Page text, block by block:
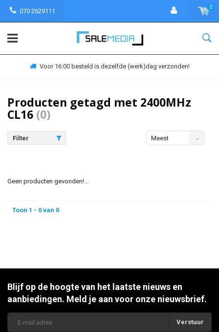
070 2629111
0
Voor 16:00 besteld is dezelfde (werk)dag verzonden!
Producten getagd met 2400MHz
CL16 (0)
Filter
Meest
Geen producten gevonden!...
Toon 1 - 0 van 0
Blijf op de hoogte van het laatste nieuws en
aanbiedingen. Meld je aan voor onze nieuwsbrief.
Verstuur